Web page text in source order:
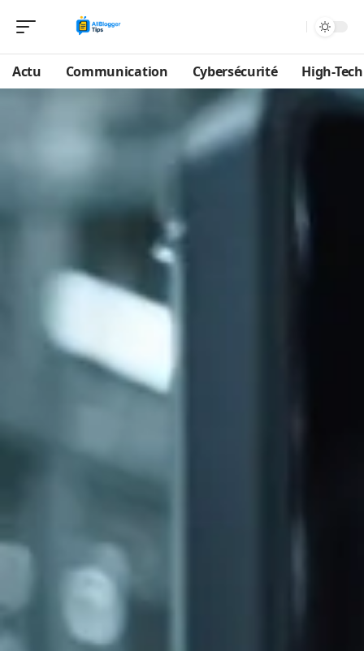
Actu Communication Cybersécurité High-Tech